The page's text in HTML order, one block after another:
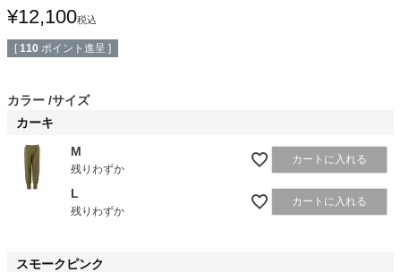
¥12,100税込
[ 110 ポイント進呈 ]
カラー サイズ
カーキ
M
残りわずか
カートに入れる
L
残りわずか
カートに入れる
スモークピンク